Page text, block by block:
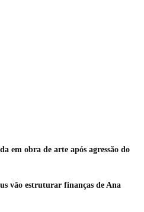
em obra de arte após agressão do
vão estruturar finanças de Ana